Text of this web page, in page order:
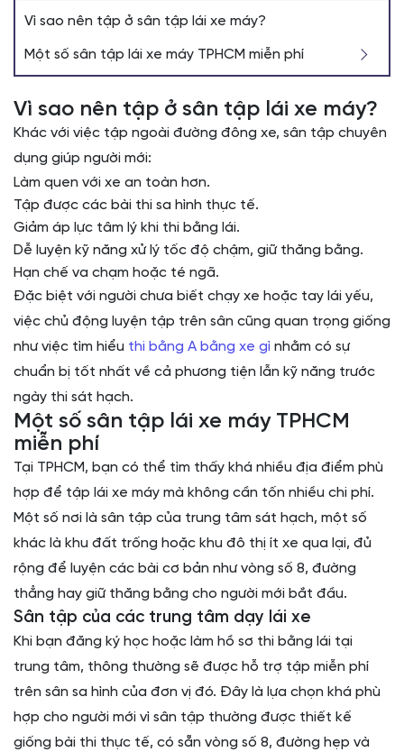
Vì sao nên tập ở sân tập lái xe máy?
Một số sân tập lái xe máy TPHCM miễn phí
Vì sao nên tập ở sân tập lái xe máy?
Khác với việc tập ngoài đường đông xe, sân tập chuyên
dụng giúp người mới:
Làm quen với xe an toàn hơn.
Tập được các bài thi sa hình thực tế.
Giảm áp lực tâm lý khi thi bằng lái.
Dễ luyện kỹ năng xử lý tốc độ chậm, giữ thăng bằng.
Hạn chế va chạm hoặc té ngã.
Đặc biệt với người chưa biết chạy xe hoặc tay lái yếu,
việc chủ động luyện tập trên sân cũng quan trọng giống
như việc tìm hiểu thi bằng A bằng xe gì nhằm có sự
chuẩn bị tốt nhất về cả phương tiện lẫn kỹ năng trước
ngày thi sát hạch.
Một số sân tập lái xe máy TPHCM
miễn phí
Tại TPHCM, bạn có thể tìm thấy khá nhiều địa điểm phù
hợp để tập lái xe máy mà không cần tốn nhiều chi phí.
Một số nơi là sân tập của trung tâm sát hạch, một số
khác là khu đất trống hoặc khu đô thị ít xe qua lại, đủ
rộng để luyện các bài cơ bản như vòng số 8, đường
thẳng hay giữ thăng bằng cho người mới bắt đầu.
Sân tập của các trung tâm dạy lái xe
Khi bạn đăng ký học hoặc làm hồ sơ thi bằng lái tại
trung tâm, thông thường sẽ được hỗ trợ tập miễn phí
trên sân sa hình của đơn vị đó. Đây là lựa chọn khá phù
hợp cho người mới vì sân tập thường được thiết kế
giống bài thi thực tế, có sẵn vòng số 8, đường hẹp và